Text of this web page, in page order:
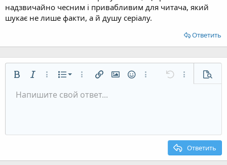
надзвичайно чесним і привабливим для читача, який
шукає не лише факти, а й душу серіалу.
Ответить
ЖирныйКурсивДополнительно...
Список Нумерованный список
Маркированный список
Дополнительно...
Вставить ссылку
Вставить изображение
СмайлыДополнительно...
Отменить
Размер шрифта
9
Цвет текста
Шрифт Arial
Зачёркнутый
Подчёркнутый
Однострочный код
ВыравниваниеПо левому краю
Формат параграфа
Обычный
Заголовок 2
ЦитатаМедиаВставить таблицу
Вставить горизонтальную линию
Спойлер
Код
Повторить
Переключить режим работы редактора
Удалить форматирование
ЧерновикиСохранить черновик
Напишите свой ответ...
Ответить